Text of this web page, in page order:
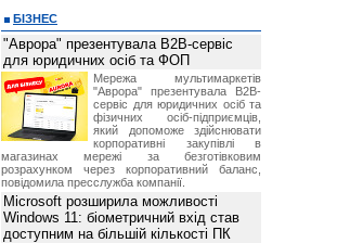
БІЗНЕС
"Аврора" презентувала B2B-сервіс
для юридичних осіб та ФОП
Мережа мультимаркетів
"Аврора" презентувала B2B-
сервіс для юридичних осіб та
фізичних осіб-підприємців,
який допоможе здійснювати
корпоративні закупівлі в
магазинах мережі за безготівковим
розрахунком через корпоративний баланс,
повідомила пресслужба компанії.
Microsoft розширила можливості
Windows 11: біометричний вхід став
доступним на більшій кількості ПК